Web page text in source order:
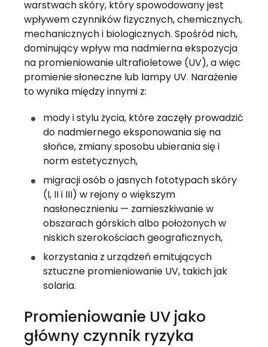
warstwach skóry, który spowodowany jest
wpływem czynników fizycznych, chemicznych,
mechanicznych i biologicznych. Spośród nich,
dominujący wpływ ma nadmierna ekspozycja
na promieniowanie ultrafioletowe (UV), a więc
promienie słoneczne lub lampy UV. Narażenie
to wynika między innymi z:
mody i stylu życia, które zaczęły prowadzić
do nadmiernego eksponowania się na
słońce, zmiany sposobu ubierania się i
norm estetycznych,
migracji osób o jasnych fototypach skóry
(I, II i III) w rejony o większym
nasłonecznieniu — zamieszkiwanie w
obszarach górskich albo położonych w
niskich szerokościach geograficznych,
korzystania z urządzeń emitujących
sztuczne promieniowanie UV, takich jak
solaria.
Promieniowanie UV jako
główny czynnik ryzyka